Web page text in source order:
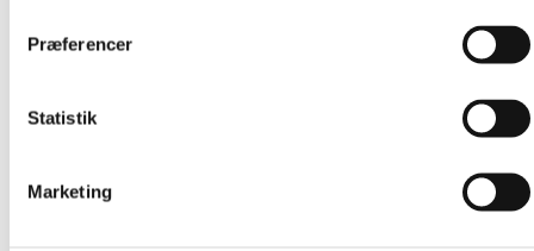
Præferencer
Statistik
Marketing